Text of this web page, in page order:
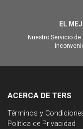
EL
Nuestro Servicio
ACERCA DE TERS
Términos y
Política de Privacidad